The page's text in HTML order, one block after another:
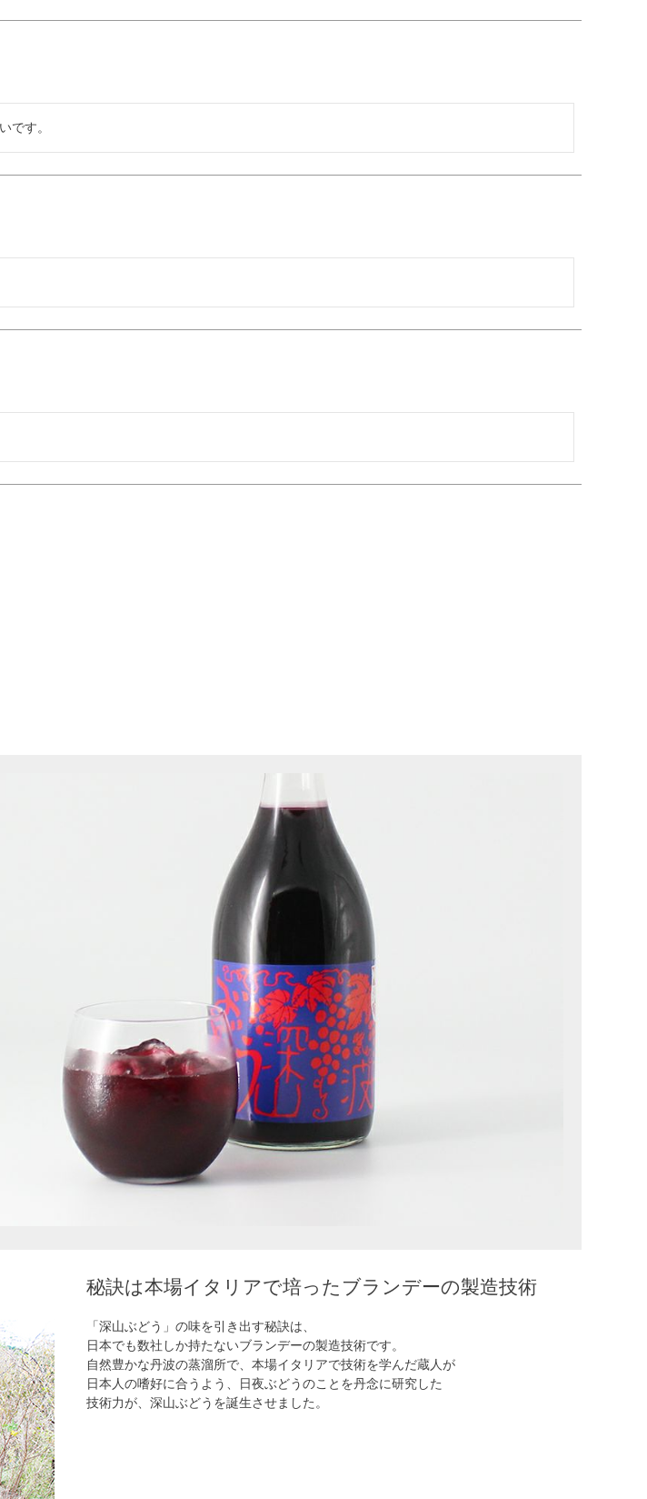
です。
秘訣は本場イタリアで培ったブランデーの製造技術
「深山ぶどう」の味を引き出す秘訣は、
日本でも数社しか持たないブランデーの製造技術です。
自然豊かな丹波の蒸溜所で、本場イタリアで技術を学んだ蔵人が
日本人の嗜好に合うよう、日夜ぶどうのことを丹念に研究した
技術力が、深山ぶどうを誕生させました。